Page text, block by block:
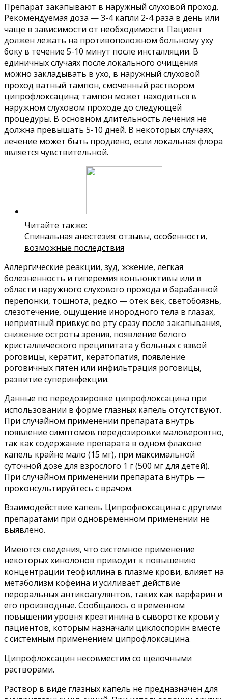
Препарат закапывают в наружный слуховой проход.
Рекомендуемая доза — 3-4 капли 2-4 раза в день или
чаще в зависимости от необходимости. Пациент
должен лежать на противоположном больному уху
боку в течение 5-10 минут после инсталляции. В
единичных случаях после локального очищения
можно закладывать в ухо, в наружный слуховой
проход ватный тампон, смоченный раствором
ципрофлоксацина; тампон может находиться в
наружном слуховом проходе до следующей
процедуры. В основном длительность лечения не
должна превышать 5-10 дней. В некоторых случаях,
лечение может быть продлено, если локальная флора
является чувствительной.
Читайте также:
Спинальная анестезия: отзывы, особенности,
возможные последствия
Аллергические реакции, зуд, жжение, легкая
болезненность и гиперемия конъюнктивы или в
области наружного слухового прохода и барабанной
перепонки, тошнота, редко — отек век, светобоязнь,
слезотечение, ощущение инородного тела в глазах,
неприятный привкус во рту сразу после закапывания,
снижение остроты зрения, появление белого
кристаллического преципитата у больных с язвой
роговицы, кератит, кератопатия, появление
роговичных пятен или инфильтрация роговицы,
развитие суперинфекции.
Данные по передозировке ципрофлоксацина при
использовании в форме глазных капель отсутствуют.
При случайном применении препарата внутрь
появление симптомов передозировки маловероятно,
так как содержание препарата в одном флаконе
капель крайне мало (15 мг), при максимальной
суточной дозе для взрослого 1 г (500 мг для детей).
При случайном применении препарата внутрь —
проконсультируйтесь с врачом.
Взаимодействие капель Ципрофлоксацина с другими
препаратами при одновременном применении не
выявлено.
Имеются сведения, что системное применение
некоторых хинолонов приводит к повышению
концентрации теофиллина в плазме крови, влияет на
метаболизм кофеина и усиливает действие
пероральных антикоагулянтов, таких как варфарин и
его производные. Сообщалось о временном
повышении уровня креатинина в сыворотке крови у
пациентов, которым назначали циклоспорин вместе
с системным применением ципрофлоксацина.
Ципрофлоксацин несовместим со щелочными
растворами.
Раствор в виде глазных капель не предназначен для